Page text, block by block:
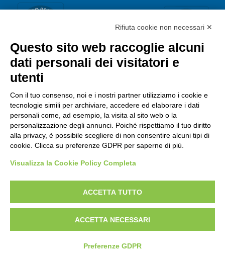
42124 Reggio Emilia P.iva 01789090352 R.E.A. di Reggio Emilia n.
223499 - Pec:direzione@pec.netribe.it-Privacy Policy-
Rifiuta cookie non necessari ✕
Questo sito web raccoglie alcuni
dati personali dei visitatori e
utenti
Con il tuo consenso, noi e i nostri partner utilizziamo i cookie e
tecnologie simili per archiviare, accedere ed elaborare i dati
personali come, ad esempio, la visita al sito web o la
personalizzazione degli annunci. Poiché rispettiamo il tuo diritto
alla privacy, è possibile scegliere di non consentire alcuni tipi di
cookie. Clicca su preferenze GDPR per saperne di più.
Visualizza la Cookie Policy Completa
ACCETTA TUTTO
ACCETTA NECESSARI
Preferenze GDPR